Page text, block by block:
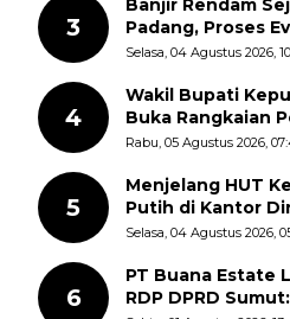
3
Padang, Proses
Berlangsung
Selasa, 04 Agustus 2026,
4
Wakil Bupati
Buka Rangkaian
Kemerdekaan RI,
Rabu, 05 Agustus 2026,
5
Menjelang HUT
Putih di Kantor
Disorot Warga
Selasa, 04 Agustus 2026,
6
PT Buana Estate
RDP DPRD